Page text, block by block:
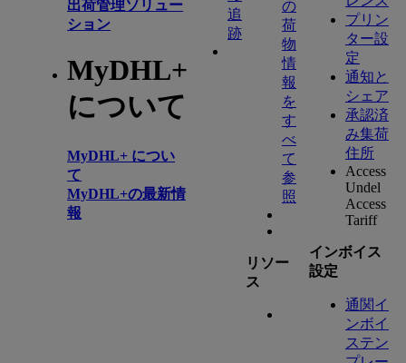
出荷管理ソリュー
ション
MyDHL+
について
MyDHL+ につい
て
MyDHL+の最新情
報
追
跡
の
荷
物
情
報
を
す
べ
て
参
照
リソー
ス
プリン
ター設
定
通知と
シェア
承認済
み集荷
住所
Access
Undel
Access
Tariff
インボイス
設定
通関イ
ンボイ
ステン